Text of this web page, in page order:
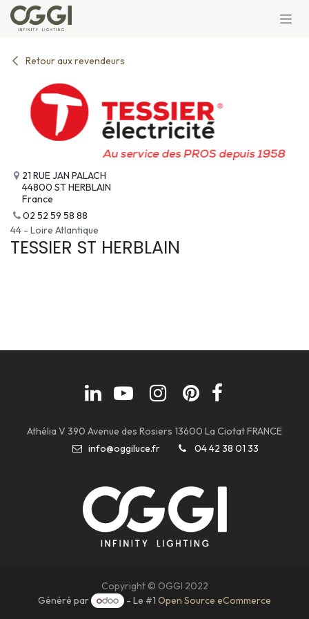
Se rendre au contenu
Retour aux revendeurs
21 RUE JAN PALACH
44800 ST HERBLAIN
France
02 52 59 58 88
44 - Loire Atlantique
TESSIER ST HERBLAIN
Athélia V 390 Avenue des Rosiers 13600 La Ciotat FRANCE
info@oggiluce.fr
04 42 38 01 33
Copyright © OGGI 2022
Généré par
- Le #1Open Source eCommerce